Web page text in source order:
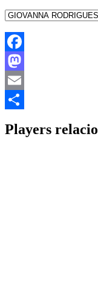
Facebook
Mastodon
Email
Players